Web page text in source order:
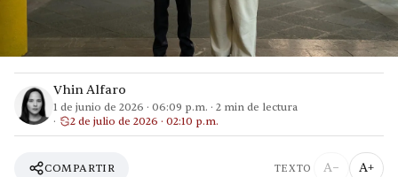
Vhin Alfaro
1 de junio de 2026 · 06:09 p.m. · 2 min de lectura
2 de julio de 2026 · 02:10 p.m.
COMPARTIR TEXTO A− A+